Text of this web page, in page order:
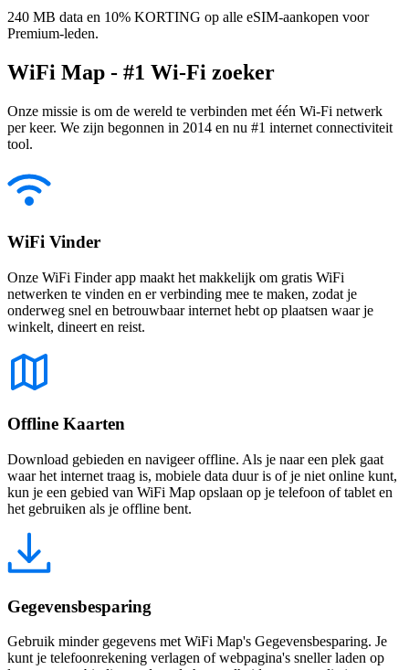
240 MB data en 10% KORTING op alle eSIM-aankopen voor
Premium-leden.
WiFi Map - #1 Wi-Fi zoeker
Onze missie is om de wereld te verbinden met één Wi-Fi netwerk
per keer. We zijn begonnen in 2014 en nu #1 internet connectiviteit
tool.
WiFi Vinder
Onze WiFi Finder app maakt het makkelijk om gratis WiFi
netwerken te vinden en er verbinding mee te maken, zodat je
onderweg snel en betrouwbaar internet hebt op plaatsen waar je
winkelt, dineert en reist.
Offline Kaarten
Download gebieden en navigeer offline. Als je naar een plek gaat
waar het internet traag is, mobiele data duur is of je niet online kunt,
kun je een gebied van WiFi Map opslaan op je telefoon of tablet en
het gebruiken als je offline bent.
Gegevensbesparing
Gebruik minder gegevens met WiFi Map's Gegevensbesparing. Je
kunt je telefoonrekening verlagen of webpagina's sneller laden op